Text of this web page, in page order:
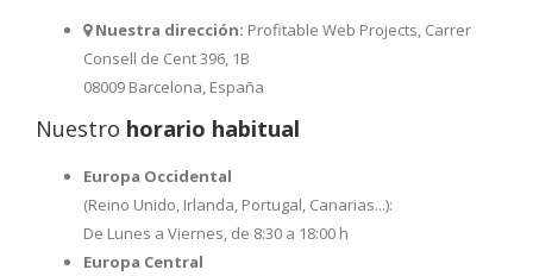
Nuestra dirección: Profitable Web Projects, Carrer
Consell de Cent 396, 1B
08009 Barcelona, España
Nuestro horario habitual
Europa Occidental
(Reino Unido, Irlanda, Portugal, Canarias...):
De Lunes a Viernes, de 8:30 a 18:00 h
Europa Central